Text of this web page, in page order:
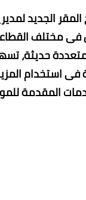
الجديد
فى مختلف
حديثة،
فى استخدام
المقدمة